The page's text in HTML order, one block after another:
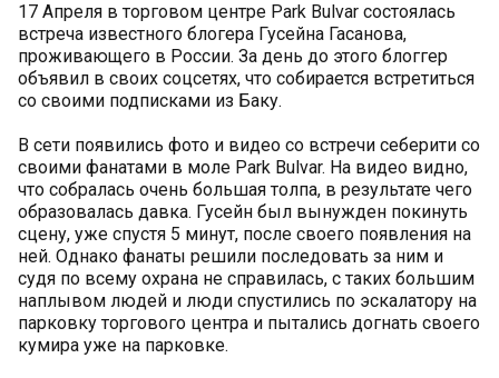
17 Апреля в торговом центре Park Bulvar состоялась
встреча известного блогера Гусейна Гасанова,
проживающего в России. За день до этого блоггер
объявил в своих соцсетях, что собирается встретиться
со своими подписками из Баку.
В сети появились фото и видео со встречи себерити со
своими фанатами в моле Park Bulvar. На видео видно,
что собралась очень большая толпа, в результате чего
образовалась давка. Гусейн был вынужден покинуть
сцену, уже спустя 5 минут, после своего появления на
ней. Однако фанаты решили последовать за ним и
судя по всему охрана не справилась, с таких большим
наплывом людей и люди спустились по эскалатору на
парковку торгового центра и пытались догнать своего
кумира уже на парковке.